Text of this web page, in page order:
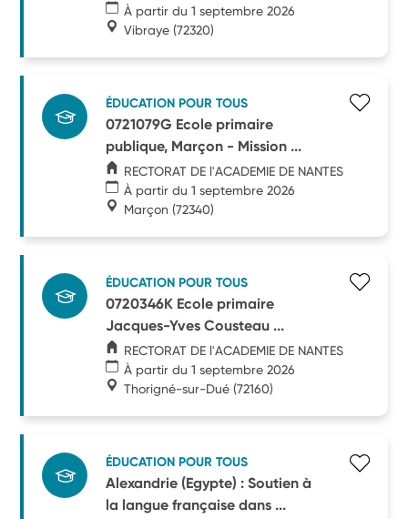
À partir du 1 septembre 2026
Vibraye (72320)
ÉDUCATION POUR TOUS
0721079G Ecole primaire
publique, Marçon - Mission ...
RECTORAT DE l'ACADEMIE DE NANTES
À partir du 1 septembre 2026
Marçon (72340)
ÉDUCATION POUR TOUS
0720346K Ecole primaire
Jacques-Yves Cousteau ...
RECTORAT DE l'ACADEMIE DE NANTES
À partir du 1 septembre 2026
Thorigné-sur-Dué (72160)
ÉDUCATION POUR TOUS
Alexandrie (Egypte) : Soutien à
la langue française dans ...